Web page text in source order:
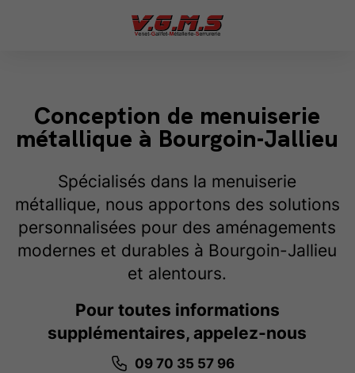
Conception de menuiserie
métallique à Bourgoin-Jallieu
Spécialisés dans la menuiserie
métallique, nous apportons des solutions
personnalisées pour des aménagements
modernes et durables à Bourgoin-Jallieu
et alentours.
Pour toutes informations
supplémentaires, appelez-nous
09 70 35 57 96